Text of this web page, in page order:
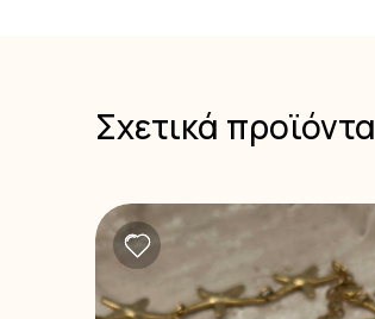
Σχετικά προϊόντα